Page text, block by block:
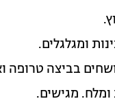
ומגלגלים.
בביצה טרופה ואופים
מגישים.